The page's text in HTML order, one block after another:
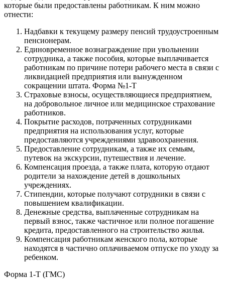
которые были предоставлены работникам. К ним можно
отнести:
Надбавки к текущему размеру пенсий трудоустроенным
пенсионерам.
Единовременное вознаграждение при увольнении
сотрудника, а также пособия, которые выплачивается
работникам по причине потери рабочего места в связи с
ликвидацией предприятия или вынужденном
сокращении штата. Форма №1-Т
Страховые взносы, осуществляющиеся предприятием,
на добровольное личное или медицинское страхование
работников.
Покрытие расходов, потраченных сотрудниками
предприятия на использования услуг, которые
предоставляются учреждениями здравоохранения.
Предоставление сотрудникам, а также их семьям,
путевок на экскурсии, путешествия и лечение.
Компенсация проезда, а также плата, которую отдают
родители за нахождение детей в дошкольных
учреждениях.
Стипендии, которые получают сотрудники в связи с
повышением квалификации.
Денежные средства, выплаченные сотрудникам на
первый взнос, также частичное или полное погашение
кредита, предоставленного на строительство жилья.
Компенсация работникам женского пола, которые
находятся в частично оплачиваемом отпуске по уходу за
ребенком.
Форма 1-Т (ГМС)